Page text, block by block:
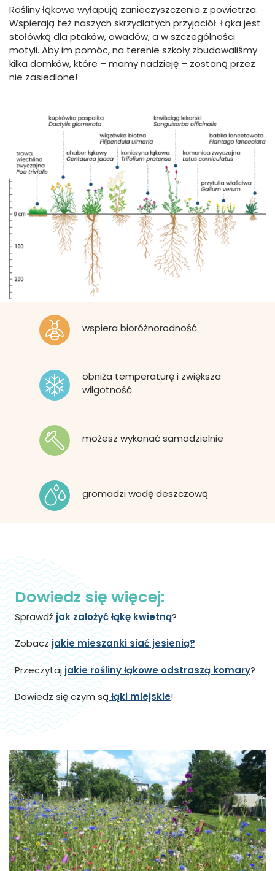
Rośliny łąkowe wyłapują zanieczyszczenia z powietrza.
Wspierają też naszych skrzydlatych przyjaciół. Łąka jest
stołówką dla ptaków, owadów, a w szczególności
motyli. Aby im pomóc, na terenie szkoły zbudowaliśmy
kilka domków, które – mamy nadzieję – zostaną przez
nie zasiedlone!
Dowiedz się więcej:
Sprawdź jak założyć łąkę kwietną?
Zobaczjakie mieszanki siać jesienią?
Przeczytajjakie rośliny łąkowe odstraszą komary?
Dowiedz się czym są łąki miejskie!